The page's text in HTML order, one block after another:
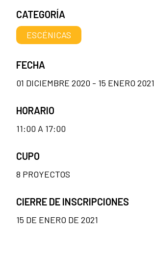
CATEGORÍA
ESCÉNICAS
FECHA
01 DICIEMBRE 2020 - 15 ENERO 2021
HORARIO
11:00 A 17:00
CUPO
8 PROYECTOS
CIERRE DE INSCRIPCIONES
15 DE ENERO DE 2021